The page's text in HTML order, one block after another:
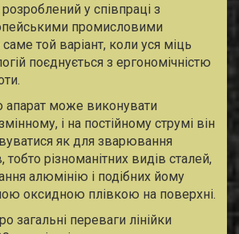
у співпраці з
промисловими
той варіант, коли уся міць
поєднується з ергономічністю
апарат може виконувати
і на постійному струмі він
як для зварювання
тобто різноманітних видів сталей,
алюмінію і подібних йому
оксидною плівкою на поверхні.
загальні переваги лінійки